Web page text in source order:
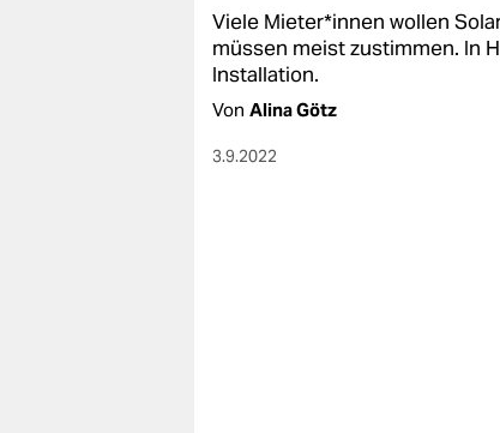
Viele Mie­te­r*in­nen wollen
müssen meist zustimmen. In
Installation.
Von Alina Götz
3.9.2022